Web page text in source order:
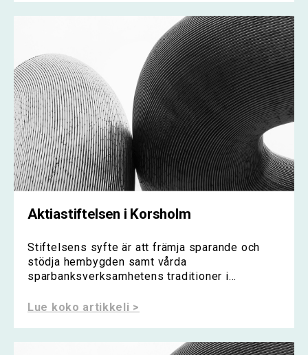
Aktiastiftelsen i Korsholm
Stiftelsens syfte är att främja sparande och
stödja hembygden samt vårda
sparbanksverksamhetens traditioner i...
Lue koko artikkeli >